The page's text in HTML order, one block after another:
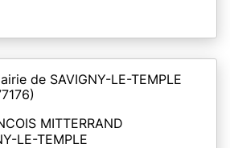
de SAVIGNY-LE-TEMPLE
MITTERRAND
LE-TEMPLE